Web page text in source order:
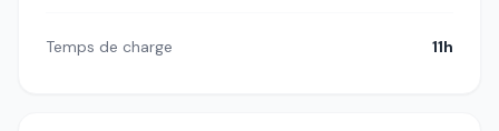
Temps de charge 11h